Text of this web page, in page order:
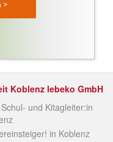
>
Koblenz lebeko GmbH
und Kitagleiter:in
in Koblenz